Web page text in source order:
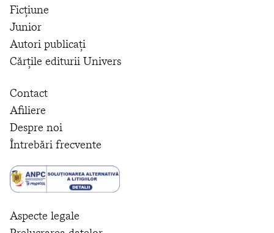
Ficțiune
Junior
Autori publicați
Cărțile editurii Univers
Contact
Afiliere
Despre noi
Întrebări frecvente
Aspecte legale